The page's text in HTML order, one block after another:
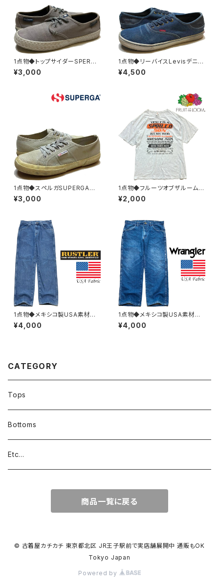
1点物◆トップサイダーSPERRY
キャンバススニーカー古着メン
ズレディースOKアメカジ90sス
¥3,000
1点物◆リーバイスLevisデニム
スニーカー青シューズ古着メン
ズ30レディースOKアメカジブラ
¥4,500
1点物◆スペルガSUPERGAキャ
ンバススニーカー古着メンズ26
レディースOKアメカジ90sスト
¥3,000
1点物◆フルーツオブザルームF
RUITグレー2XLプリントTシャ
ツ古着メンズレディースOKアメ
¥2,000
1点物◆メキシコ製USA素材ラ
スラーRUSTLERデニムパンツ/
ジーンズ古着32メンズMレディ
¥4,000
1点物◆メキシコ製USA素材ラ
ングラーWranglerジーンズ/デ
ニムパンツ古着メンズXLレディ
¥4,000
CATEGORY
Tops
Bottoms
Etc...
商品一覧に戻る
© 古着屋カチカチ 東京都北区 JR王子駅前で実店舗展開中 通販もOK
Tokyo Japan
Powered by